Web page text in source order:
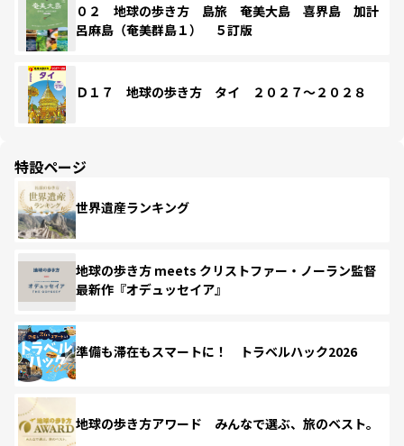
０２ 地球の歩き方 島旅 奄美大島 喜界島 加計
呂麻島（奄美群島１） ５訂版
Ｄ１７ 地球の歩き方 タイ ２０２７～２０２８
特設ページ
世界遺産ランキング
地球の歩き方 meets クリストファー・ノーラン監督
最新作『オデュッセイア』
準備も滞在もスマートに！ トラベルハック2026
地球の歩き方アワード みんなで選ぶ、旅のベスト。